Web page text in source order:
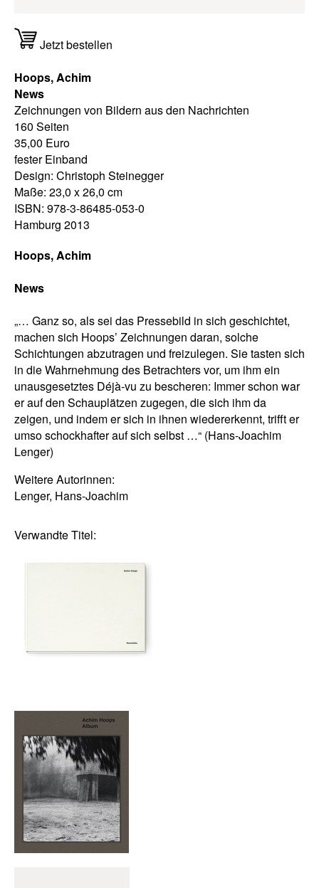
Hoops, Achim
News
„… Ganz so, als sei das Pressebild in sich geschichtet,
machen sich Hoops’ Zeichnungen daran, solche
Schichtungen abzutragen und freizulegen. Sie tasten sich
in die Wahrnehmung des Betrachters vor, um ihm ein
unausgesetztes Déjà-vu zu bescheren: Immer schon war
er auf den Schauplätzen zugegen, die sich ihm da
zeigen, und indem er sich in ihnen wiedererkennt, trifft er
umso schockhafter auf sich selbst …“ (Hans-Joachim
Lenger)
Weitere Autorinnen:
Lenger, Hans-Joachim
Jetzt bestellen
Hoops, Achim
News
Zeichnungen von Bildern aus den Nachrichten
160 Seiten
35,00 Euro
fester Einband
Design: Christoph Steinegger
Maße: 23,0 x 26,0 cm
ISBN: 978-3-86485-053-0
Hamburg 2013
Verwandte Titel: